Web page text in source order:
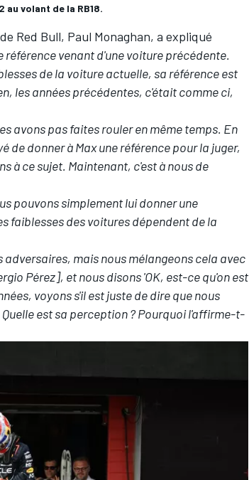
volant de la RB18.
Red Bull, Paul Monaghan, a expliqué
référence venant d'une voiture précédente.
de la voiture actuelle, sa référence est
les années précédentes, c'était comme ci,
avons pas faites rouler en même temps. En
donner à Max une référence pour la juger,
à ce sujet. Maintenant, c'est à nous de
pouvons simplement lui donner une
faiblesses des voitures dépendent de la
mais nous mélangeons cela avec
Pérez], et nous disons 'OK, est-ce qu'on est
voyons s'il est juste de dire que nous
est sa perception ? Pourquoi l'affirme-t-